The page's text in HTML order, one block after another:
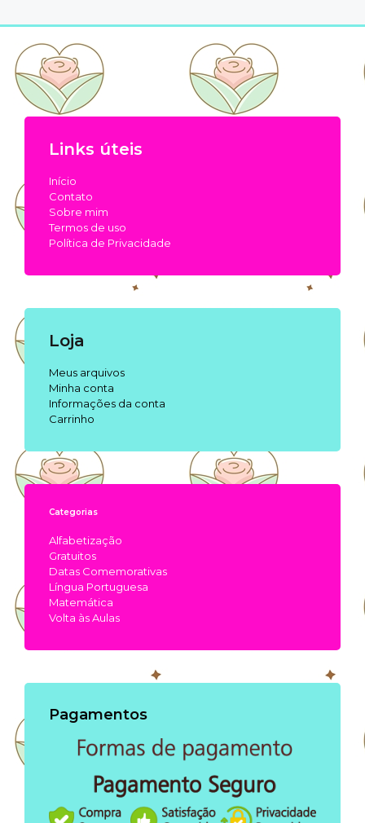
Links úteis
Início
Contato
Sobre mim
Termos de uso
Política de Privacidade
Loja
Meus arquivos
Minha conta
Informações da conta
Carrinho
Categorias
Alfabetização
Gratuitos
Datas Comemorativas
Língua Portuguesa
Matemática
Volta às Aulas
Pagamentos